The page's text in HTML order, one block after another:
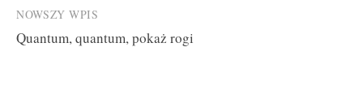
NOWSZY WPIS
Quantum, quantum, pokaż rogi